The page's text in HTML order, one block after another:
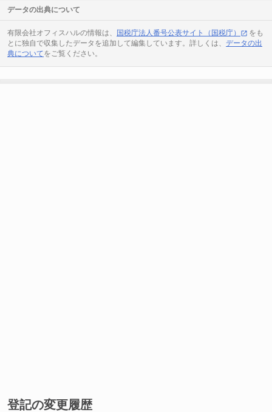
データの出典について
有限会社オフィスハルの情報は、 国税庁法人番号公表サイト（国税庁）
をも
とに独自で収集したデータを追加して編集しています。詳しくは、 データの出
典についてをご覧ください。
登記の変更履歴